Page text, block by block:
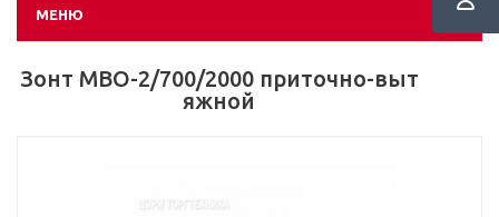
МЕНЮ
Зонт МВО-2/700/2000 приточно-выт
яжной